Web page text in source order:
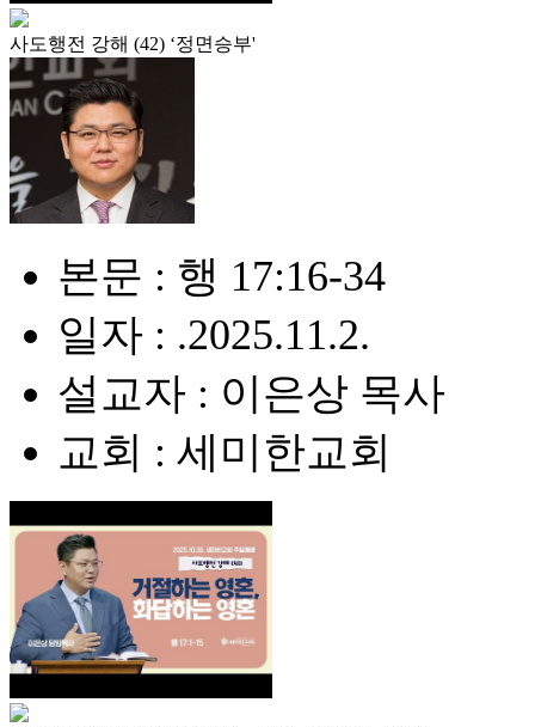
사도행전 강해 (42) ‘정면승부'
본문 : 행 17:16-34
일자 : .2025.11.2.
설교자 : 이은상 목사
교회 : 세미한교회